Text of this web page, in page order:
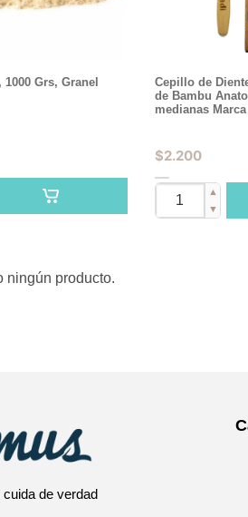
Grs, Granel
Cepillo de
de Bambu
medianas
$2.200
▲
▼
ningún producto.
de verdad